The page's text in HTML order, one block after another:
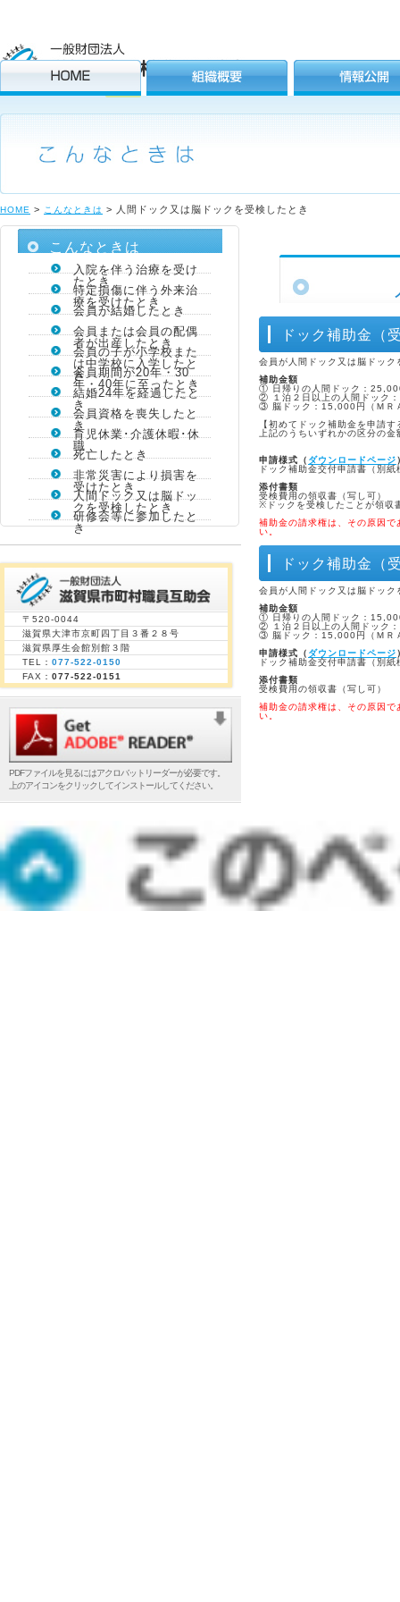
HOME > こんなときは > 人間ドック又は脳ドックを受検したとき
ドック補助金（
会員が人間ドック又は脳ドッ
補助金額
① 日帰りの人間ドック：
② １泊２日以上の人間ドック
③ 脳ドック：15,000円（ＭＲ
【初めてドック補助金を申請す
上記のうちいずれかの区分の
申請様式（ ダウンロードページ
ドック補助金交付申請書（別紙
添付書類
受検費用の領収書（写し可）
※ドックを受検したことが領収
補助金の請求権は、その原因
い。
ドック補助金（
会員が人間ドック又は脳ドッ
補助金額
① 日帰りの人間ドック：
② １泊２日以上の人間ドック
③ 脳ドック：15,000円（ＭＲ
申請様式（ ダウンロードページ
ドック補助金交付申請書（別紙
添付書類
受検費用の領収書（写し可）
補助金の請求権は、その原因
い。
こんなときは
入院を伴う治療を受け
たとき
特定損傷に伴う外来治
療を受けたとき
会員が結婚したとき
会員または会員の配偶
者が出産したとき
会員の子が小学校また
は中学校に入学したと
き
会員期間が20年・30
年・40年に至ったとき
結婚24年を経過したと
き
会員資格を喪失したと
き
育児休業･介護休暇･休
職
死亡したとき
非常災害により損害を
受けたとき
人間ドック又は脳ドッ
クを受検したとき
研修会等に参加したと
き
〒520-0044
滋賀県大津市京町四丁目３番２８号
滋賀県厚生会館別館３階
TEL： 077-522-0150
FAX： 077-522-0151
PDFファイルを見るにはアクロバットリーダーが必要です。
上のアイコンをクリックしてインストールしてください。